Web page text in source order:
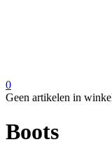
0
Geen artikelen in
Boots